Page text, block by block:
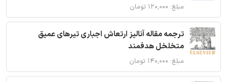
مبلغ: ۱۲۰,۰۰۰ تومان
ترجمه مقاله آنالیز ارتعاش اجباری تیرهای عمیق
متخلخل هدفمند
مبلغ: ۱۴۰,۰۰۰ تومان